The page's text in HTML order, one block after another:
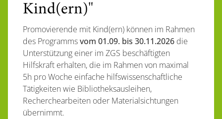
Kind(ern)"
Promovierende mit Kind(ern) können im Rahmen
des Programmsvom 01.09. bis 30.11.2026 die
Unterstützung einer im ZGS beschäftigten
Hilfskraft erhalten, die im Rahmen von maximal
5h pro Woche einfache hilfswissenschaftliche
Tätigkeiten wie Bibliotheksausleihen,
Recherchearbeiten oder Materialsichtungen
übernimmt.